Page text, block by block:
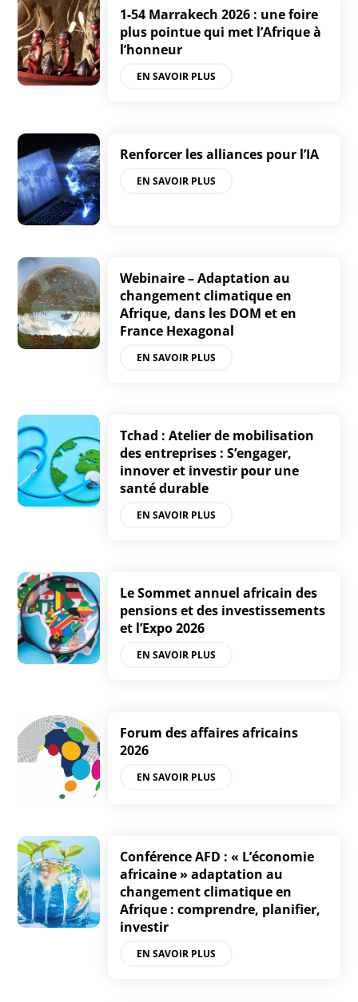
1-54 Marrakech 2026 : une foire
plus pointue qui met l’Afrique à
l’honneur
EN SAVOIR PLUS
Renforcer les alliances pour l’IA
EN SAVOIR PLUS
Webinaire – Adaptation au
changement climatique en
Afrique, dans les DOM et en
France Hexagonal
EN SAVOIR PLUS
Tchad : Atelier de mobilisation
des entreprises : S’engager,
innover et investir pour une
santé durable
EN SAVOIR PLUS
Le Sommet annuel africain des
pensions et des investissements
et l’Expo 2026
EN SAVOIR PLUS
Forum des affaires africains
2026
EN SAVOIR PLUS
Conférence AFD : « L’économie
africaine » adaptation au
changement climatique en
Afrique : comprendre, planifier,
investir
EN SAVOIR PLUS